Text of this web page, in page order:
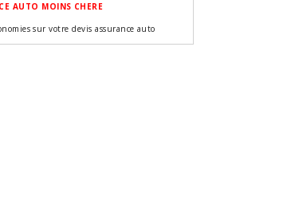
AUTO MOINS CHERE
sur votre devis assurance auto